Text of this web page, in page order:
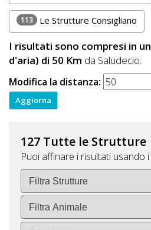
113 Le Strutture Consigliano
I risultati sono compresi in
d'aria) di 50 Km da Saludecio.
Modifica la distanza:
127 Tutte le Strutture
Puoi affinare i risultati usando